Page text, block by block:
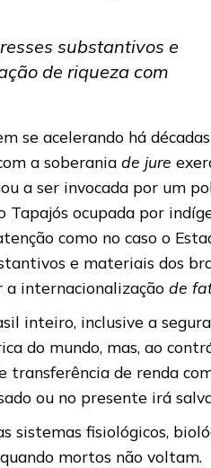
substantivos e
de riqueza com
se acelerando há
a soberaniade jure
a ser invocada por um
ocupada por
como no caso o
e materiais dos
a internacionalizaçãode
inteiro, inclusive a
do mundo, mas, ao
transferência de renda
ou no presente irá
sistemas fisiológicos,
mortos não voltam.